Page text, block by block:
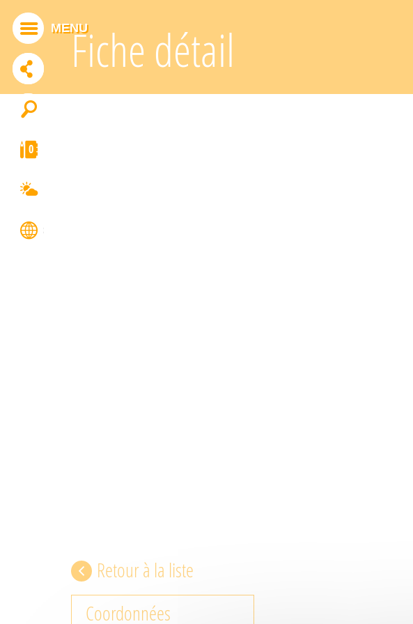
Fiche détail
Retour à la liste
Coordonnées
MENU
ADDTHIS EST DÉSACTIVÉ. Autoriser
0
FRANÇAIS